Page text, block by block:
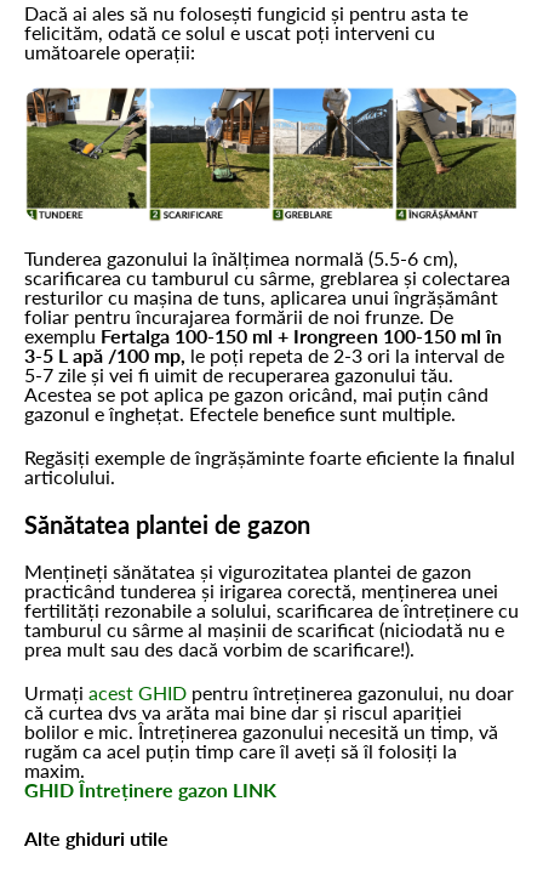
Dacă ai ales să nu folosești fungicid și pentru asta te
felicităm, odată ce solul e uscat poți interveni cu
umătoarele operații:
Tunderea gazonului la înălțimea normală (5.5-6 cm),
scarificarea cu tamburul cu sârme, greblarea și colectarea
resturilor cu mașina de tuns, aplicarea unui îngrășământ
foliar pentru încurajarea formării de noi frunze. De
exemplu Fertalga 100-150 ml + Irongreen 100-150 ml în
3-5 L apă /100 mp, le poți repeta de 2-3 ori la interval de
5-7 zile și vei fi uimit de recuperarea gazonului tău.
Acestea se pot aplica pe gazon oricând, mai puțin când
gazonul e înghețat. Efectele benefice sunt multiple.
Regăsiți exemple de îngrășăminte foarte eficiente la finalul
articolului.
Sănătatea plantei de gazon
Mențineți sănătatea și vigurozitatea plantei de gazon
practicând tunderea și irigarea corectă, menținerea unei
fertilități rezonabile a solului, scarificarea de întreținere cu
tamburul cu sârme al mașinii de scarificat (niciodată nu e
prea mult sau des dacă vorbim de scarificare!).
Urmați acest GHID pentru întreținerea gazonului, nu doar
că curtea dvs va arăta mai bine dar și riscul apariției
bolilor e mic. Întreținerea gazonului necesită un timp, vă
rugăm ca acel puțin timp care îl aveți să îl folosiți la
maxim.
GHID Întreținere gazon LINK
Alte ghiduri utile